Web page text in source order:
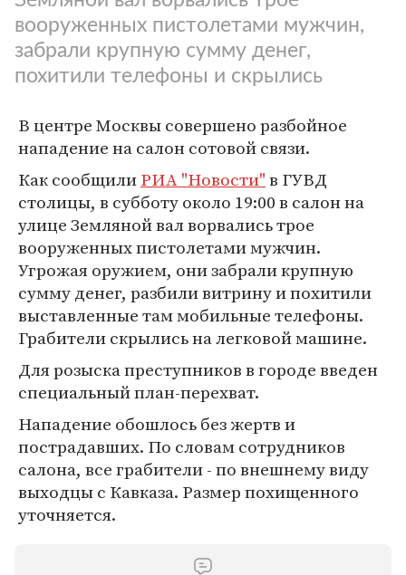
вооруженных пистолетами мужчин,
забрали крупную сумму денег,
похитили телефоны и скрылись
В центре Москвы совершено разбойное
нападение на салон сотовой связи.
Как сообщилиРИА "Новости"в ГУВД
столицы, в субботу около 19:00 в салон на
улице Земляной вал ворвались трое
вооруженных пистолетами мужчин.
Угрожая оружием, они забрали крупную
сумму денег, разбили витрину и похитили
выставленные там мобильные телефоны.
Грабители скрылись на легковой машине.
Для розыска преступников в городе введен
специальный план-перехват.
Нападение обошлось без жертв и
пострадавших. По словам сотрудников
салона, все грабители - по внешнему виду
выходцы с Кавказа. Размер похищенного
уточняется.